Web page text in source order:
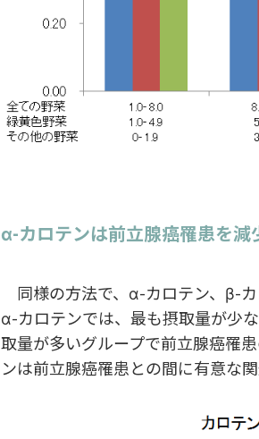
α-カロテンは前立腺癌罹患を減
同様の方法で、α-カロテン、β-カ
α-カロテンでは、最も摂取量が少
取量が多いグループで前立腺癌罹
ンは前立腺癌罹患との間に有意な